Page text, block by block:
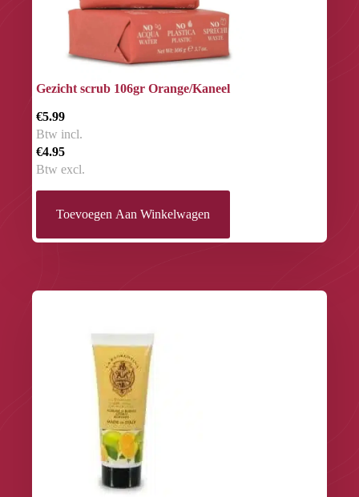
Gezicht scrub 106gr Orange/Kaneel
€5.99
Btw incl.
€4.95
Btw excl.
Toevoegen Aan Winkelwagen